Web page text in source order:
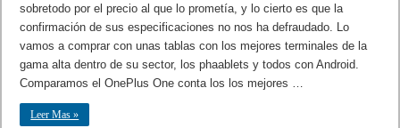
sobretodo por el precio al que lo prometía, y lo cierto es que la
confirmación de sus especificaciones no nos ha defraudado. Lo
vamos a comprar con unas tablas con los mejores terminales de la
gama alta dentro de su sector, los phaablets y todos con Android.
Comparamos el OnePlus One conta los los mejores …
Leer Mas »